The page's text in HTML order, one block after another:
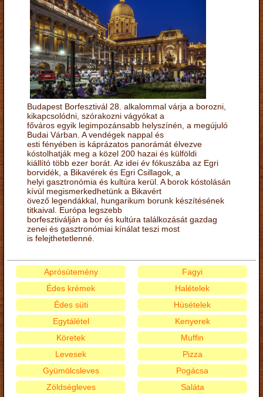
Budapest Borfesztivál 28. alkalommal várja a borozni,
kikapcsolódni, szórakozni vágyókat a
főváros egyik legimpozánsabb helyszínén, a megújuló
Budai Várban. A vendégek nappal és
esti fényében is káprázatos panorámát élvezve
kóstolhatják meg a közel 200 hazai és külföldi
kiállító több ezer borát. Az idei év fókuszába az Egri
borvidék, a Bikavérek és Egri Csillagok, a
helyi gasztronómia és kultúra kerül. A borok kóstolásán
kívül megismerkedhetünk a Bikavért
övező legendákkal, hungarikum borunk készítésének
titkaival. Európa legszebb
borfesztiválján a bor és kultúra találkozását gazdag
zenei és gasztronómiai kínálat teszi most
is felejthetetlenné.
Aprósütemény
Édes krémek
Édes süti
Egytálétel
Fagyi
Halételek
Húsételek
Kenyerek
Köretek
Levesek
Gyümölcsleves
Zöldségleves
Muffin
Pizza
Pogácsa
Saláta